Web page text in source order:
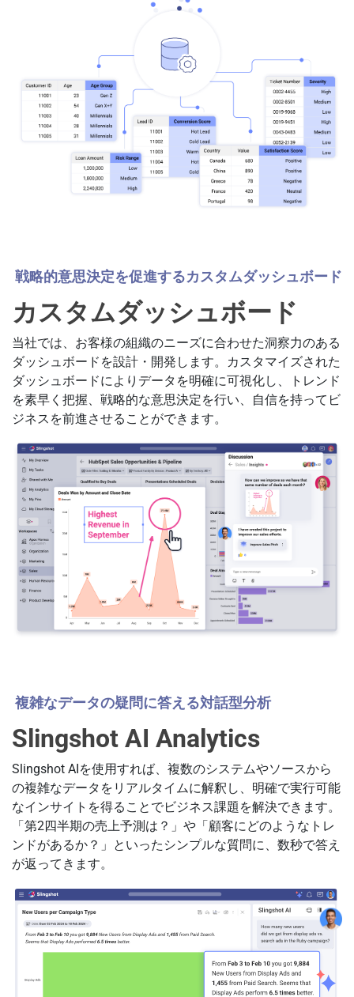
戦略的意思決定を促進するカスタムダッシュボード
カスタムダッシュボード
当社では、お客様の組織のニーズに合わせた洞察力のある
ダッシュボードを設計・開発します。カスタマイズされた
ダッシュボードによりデータを明確に可視化し、トレンド
を素早く把握、戦略的な意思決定を行い、自信を持ってビ
ジネスを前進させることができます。
複雑なデータの疑問に答える対話型分析
Slingshot AI Analytics
Slingshot AIを使用すれば、複数のシステムやソースから
の複雑なデータをリアルタイムに解釈し、明確で実行可能
なインサイトを得ることでビジネス課題を解決できます。
「第2四半期の売上予測は？」や「顧客にどのようなトレ
ンドがあるか？」といったシンプルな質問に、数秒で答え
が返ってきます。